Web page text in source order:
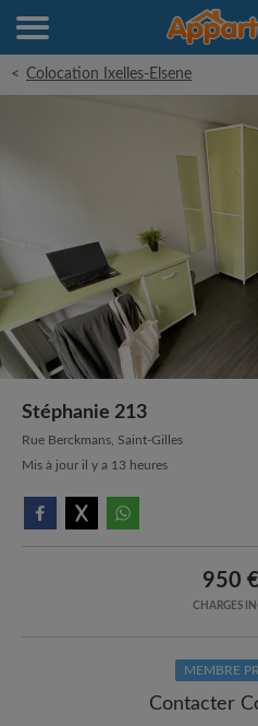
< Colocation Ixelles-Elsene
Stéphanie 213
Rue Berckmans, Saint-Gilles
Mis à jour il y a 13 heures
950 €
CHARGES
MEMBRE
Contacter